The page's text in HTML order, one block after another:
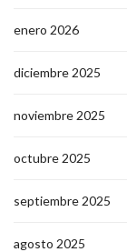
enero 2026
diciembre 2025
noviembre 2025
octubre 2025
septiembre 2025
agosto 2025